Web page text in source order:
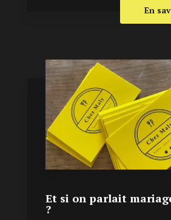
En
Et si on parlait
?